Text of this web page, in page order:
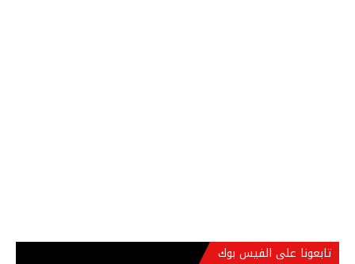
تابعونا على الفيس بوك